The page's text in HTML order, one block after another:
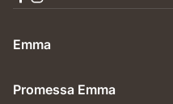
Emma
Promessa Emma